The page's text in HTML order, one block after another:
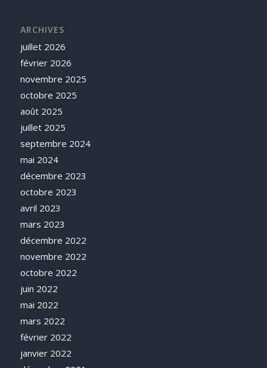
ARCHIVES
juillet 2026
février 2026
novembre 2025
octobre 2025
août 2025
juillet 2025
septembre 2024
mai 2024
décembre 2023
octobre 2023
avril 2023
mars 2023
décembre 2022
novembre 2022
octobre 2022
juin 2022
mai 2022
mars 2022
février 2022
janvier 2022